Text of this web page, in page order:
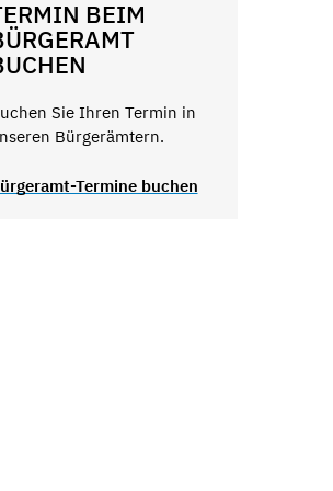
BEIM
Sie Ihren Termin in
Bürgerämtern.
Termine buchen